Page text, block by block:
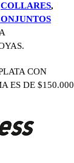
COLLARES,
CON
ES DE $150.000